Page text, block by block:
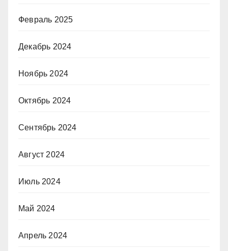
Февраль 2025
Декабрь 2024
Ноябрь 2024
Октябрь 2024
Сентябрь 2024
Август 2024
Июль 2024
Май 2024
Апрель 2024